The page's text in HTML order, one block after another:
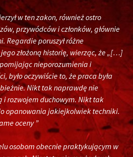
w ten zakon, również ostro
przywódców i członków, głównie
Regardie poruszył różne
złożoną historię, wierząc, że „[…]
nieporozumienia i
było oczywiście to, że praca była
Nikt tak naprawdę nie
i rozwojem duchowym. Nikt tak
opanowania jakiejkolwiek techniki.
oceny ”
osobom obecnie praktykującym w